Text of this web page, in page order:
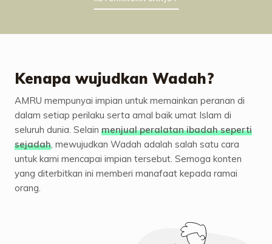
Kenapa wujudkan Wadah?
AMRU mempunyai impian untuk memainkan peranan di
dalam setiap perilaku serta amal baik umat Islam di
seluruh dunia. Selain menjual peralatan ibadah seperti
sejadah , mewujudkan Wadah adalah salah satu cara
untuk kami mencapai impian tersebut. Semoga konten
yang diterbitkan ini memberi manafaat kepada ramai
orang.